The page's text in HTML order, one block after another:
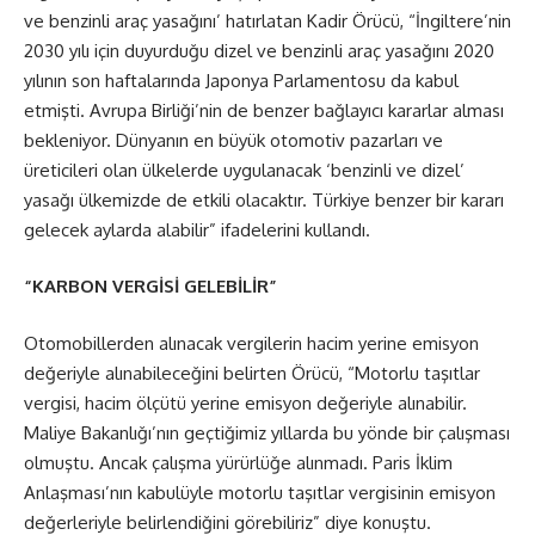
ve benzinli araç yasağını’ hatırlatan Kadir Örücü, “İngiltere’nin
2030 yılı için duyurduğu dizel ve benzinli araç yasağını 2020
yılının son haftalarında Japonya Parlamentosu da kabul
etmişti. Avrupa Birliği’nin de benzer bağlayıcı kararlar alması
bekleniyor. Dünyanın en büyük otomotiv pazarları ve
üreticileri olan ülkelerde uygulanacak ‘benzinli ve dizel’
yasağı ülkemizde de etkili olacaktır. Türkiye benzer bir kararı
gelecek aylarda alabilir” ifadelerini kullandı.
“KARBON VERGİSİ GELEBİLİR”
Otomobillerden alınacak vergilerin hacim yerine emisyon
değeriyle alınabileceğini belirten Örücü, “Motorlu taşıtlar
vergisi, hacim ölçütü yerine emisyon değeriyle alınabilir.
Maliye Bakanlığı’nın geçtiğimiz yıllarda bu yönde bir çalışması
olmuştu. Ancak çalışma yürürlüğe alınmadı. Paris İklim
Anlaşması’nın kabulüyle motorlu taşıtlar vergisinin emisyon
değerleriyle belirlendiğini görebiliriz” diye konuştu.